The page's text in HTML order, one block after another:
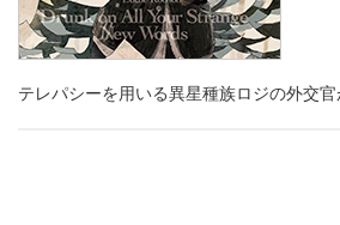
テレパシーを用いる異星種族ロジの外交